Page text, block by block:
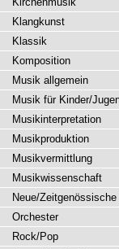
Klangkunst
Klassik
Komposition
Musik allgemein
Musik für Kinder/
Musikinterpretation
Musikproduktion
Musikvermittlung
Musikwissenschaft
Neue/
Orchester
Rock/Pop